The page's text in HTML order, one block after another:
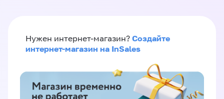
Нужен интернет-магазин? Создайте
интернет-магазин на InSales